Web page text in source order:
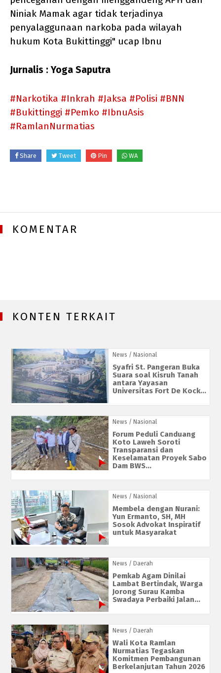
Niniak Mamak agar tidak terjadinya
penyalaggunaan narkoba pada wilayah
hukum Kota Bukittinggi" ucap Ibnu
Jurnalis : Yoga Saputra
#Narkotika #Inkrah #Jaksa #Polisi #BNN
#Bukittinggi #Pemko #IbnuAsis
#RamlanNurmatias
Share Tweet Pin WA
KOMENTAR
KONTEN TERKAIT
News / Nasional
Syafri St. Pangeran Buka
Suara soal Kisruh Tanah
antara Yayasan
Universitas Fort De Kock...
News / Nasional
Forum Peduli Canduang
Koto Laweh Soroti
Transparansi dan
Keselamatan Proyek Sabo
Dam BWS...
News / Nasional
Membela dengan Nurani:
Yun Ermanto, SH, MH
Sosok Advokat Inspiratif
untuk Masyarakat
News / Daerah
Pemkab Agam Dinilai
Lambat Bertindak, Warga
Jorong Surau Kamba
Swadaya Perbaiki Jalan...
News / Daerah
Wali Kota Ramlan
Nurmatias Tegaskan
Komitmen Pembangunan
Berkelanjutan Tahun 2026